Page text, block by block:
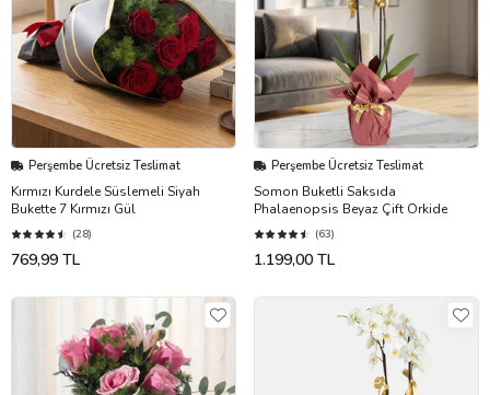
Perşembe Ücretsiz Teslimat
Kırmızı Kurdele Süslemeli Siyah
Bukette 7 Kırmızı Gül
(28)
769,99 TL
Perşembe Ücretsiz Teslimat
Somon Buketli Saksıda
Phalaenopsis Beyaz Çift Orkide
(63)
1.199,00 TL